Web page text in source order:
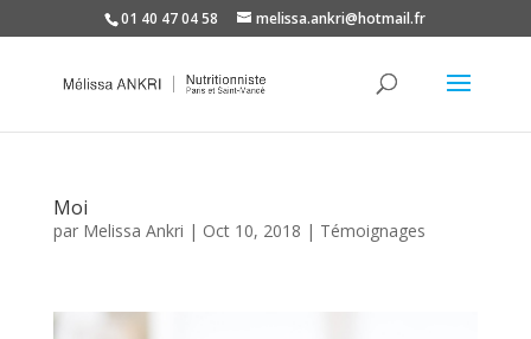
01 40 47 04 58 melissa.ankri@hotmail.fr
Moi
par Melissa Ankri | Oct 10, 2018 | Témoignages